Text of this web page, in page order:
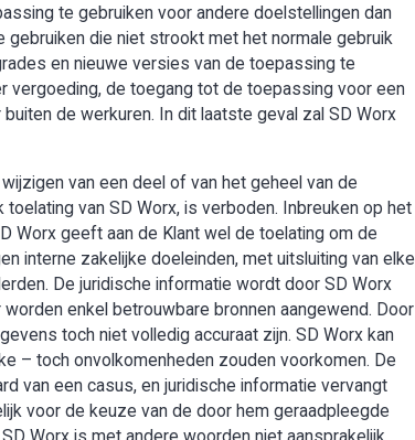
te gebruiken voor andere doelstellingen dan
die niet strookt met het normale gebruik
en nieuwe versies van de toepassing te
vergoeding, de toegang tot de toepassing voor een
de werkuren. In dit laatste geval zal SD Worx
van een deel of van het geheel van de
van SD Worx, is verboden. Inbreuken op het
Worx geeft aan de Klant wel de toelating om de
interne zakelijke doeleinden, met uitsluiting van elke
De juridische informatie wordt door SD Worx
enkel betrouwbare bronnen aangewend. Door
toch niet volledig accuraat zijn. SD Worx kan
– toch onvolkomenheden zouden voorkomen. De
van een casus, en juridische informatie vervangt
voor de keuze van de door hem geraadpleegde